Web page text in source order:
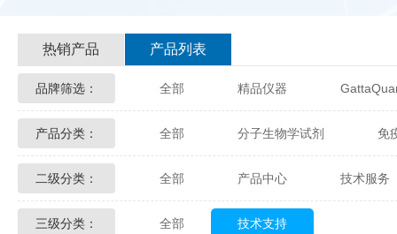
热销产品 产品列表
品牌筛选： 全部 精品仪器
Glycon Biochem Sterlitech
Echelon Biosciences Verichem
Affinity Biologicals
产品分类： 全部 分子生物学试剂 免
化学及生物化学试剂 材料学试剂
二级分类： 全部 产品中心 技术服务
配送方式 售后服务
三级分类： 全部 技术支持